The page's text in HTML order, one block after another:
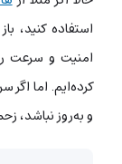
استفاده کنید،
امنیت و سرعت
کرده‌ایم. اما
و به‌روز نباشد،